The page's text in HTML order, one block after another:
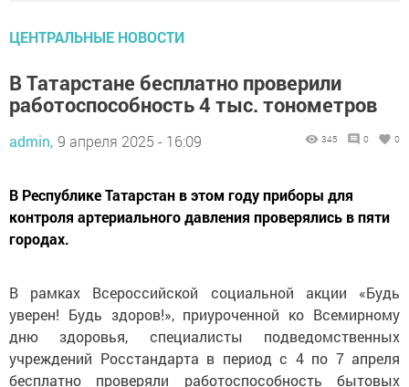
ЦЕНТРАЛЬНЫЕ НОВОСТИ
В Татарстане бесплатно проверили
работоспособность 4 тыс. тонометров
admin, 9 апреля 2025 - 16:09 345 0 0
В Республике Татарстан в этом году приборы для
контроля артериального давления проверялись в пяти
городах.
В рамках Всероссийской социальной акции «Будь
уверен! Будь здоров!», приуроченной ко Всемирному
дню здоровья, специалисты подведомственных
учреждений Росстандарта в период с 4 по 7 апреля
бесплатно проверяли работоспособность бытовых